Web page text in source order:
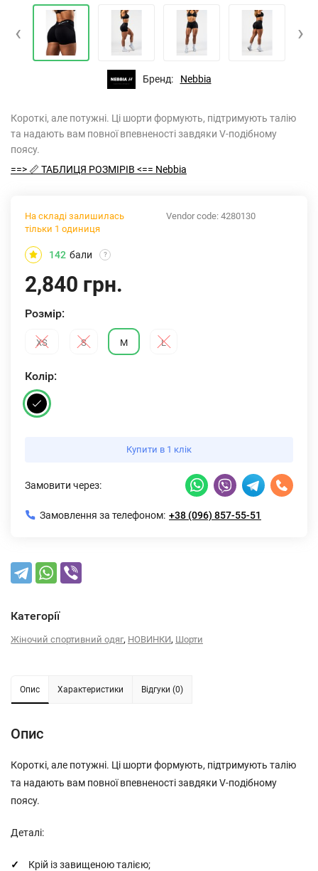
‹ ›
Бренд: Nebbia
Короткі, але потужні. Ці шорти формують, підтримують талію
та надають вам повної впевненості завдяки V-подібному
поясу.
==> 📏 ТАБЛИЦЯ РОЗМІРІВ <== Nebbia
Vendor code: 4280130
На складі залишилась
тільки 1 одиниця
142 бали ?
2,840 грн.
Розмiр:
XS S M L
Колiр:
Купити в 1 клік
Замовити через:
Замовлення за телефоном: +38 (096) 857-55-51
Категорії
Жіночий спортивний одяг, НОВИНКИ, Шорти
Опис Характеристики Відгуки (0)
Опис
Короткі, але потужні. Ці шорти формують, підтримують талію
та надають вам повної впевненості завдяки V-подібному
поясу.
Деталі:
Крій із завищеною талією;